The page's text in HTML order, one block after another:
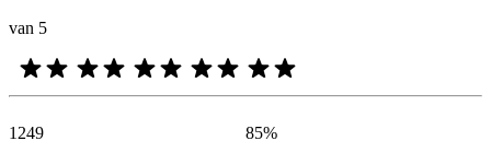
van 5
1249
85%